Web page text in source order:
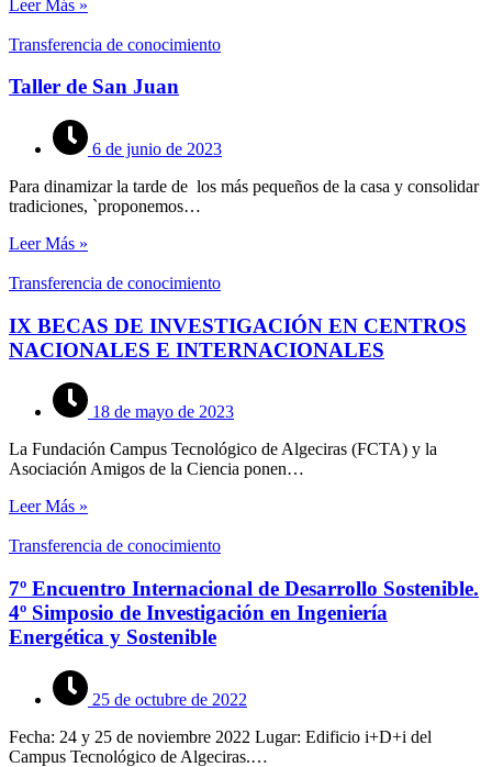
Leer Más »
Transferencia de conocimiento
Taller de San Juan
6 de junio de 2023
Para dinamizar la tarde de los más pequeños de la casa y consolidar
tradiciones, `proponemos…
Leer Más »
Transferencia de conocimiento
IX BECAS DE INVESTIGACIÓN EN CENTROS
NACIONALES E INTERNACIONALES
18 de mayo de 2023
La Fundación Campus Tecnológico de Algeciras (FCTA) y la
Asociación Amigos de la Ciencia ponen…
Leer Más »
Transferencia de conocimiento
7º Encuentro Internacional de Desarrollo Sostenible.
4º Simposio de Investigación en Ingeniería
Energética y Sostenible
25 de octubre de 2022
Fecha: 24 y 25 de noviembre 2022 Lugar: Edificio i+D+i del
Campus Tecnológico de Algeciras.…